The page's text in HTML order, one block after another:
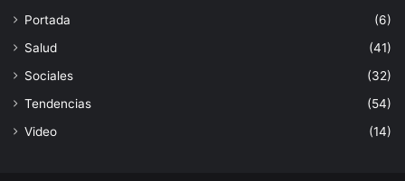
Portada
(6)
Salud
(41)
Sociales
(32)
Tendencias
(54)
Video
(14)